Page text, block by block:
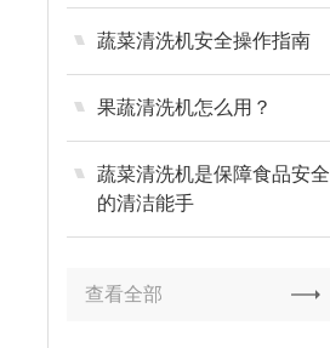
蔬菜清洗机安全操作指南
果蔬清洗机怎么用？
蔬菜清洗机是保障食品安全
的清洁能手
查看全部